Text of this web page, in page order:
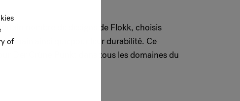
of
nombre de designs de Flokk, choisis
humain ainsi que pour leur durabilité. Ce
Der Grüne Punkt dans tous les domaines du